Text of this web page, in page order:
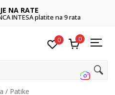
NA RATE
INTESA platite na 9 rata
0 0
Patike